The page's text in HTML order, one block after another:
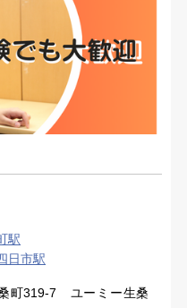
駅
日市駅
町319-7 ユーミー生桑